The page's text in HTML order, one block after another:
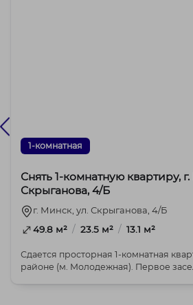
1-комнатная
Снять 1-комнатную квартиру,
Скрыганова, 4/Б
г. Минск, ул. Скрыганова, 4/Б
49.8 м² / 23.5 м² / 13.1 м²
Сдается просторная 1-комнатная
районе (м. Молодежная). Первое